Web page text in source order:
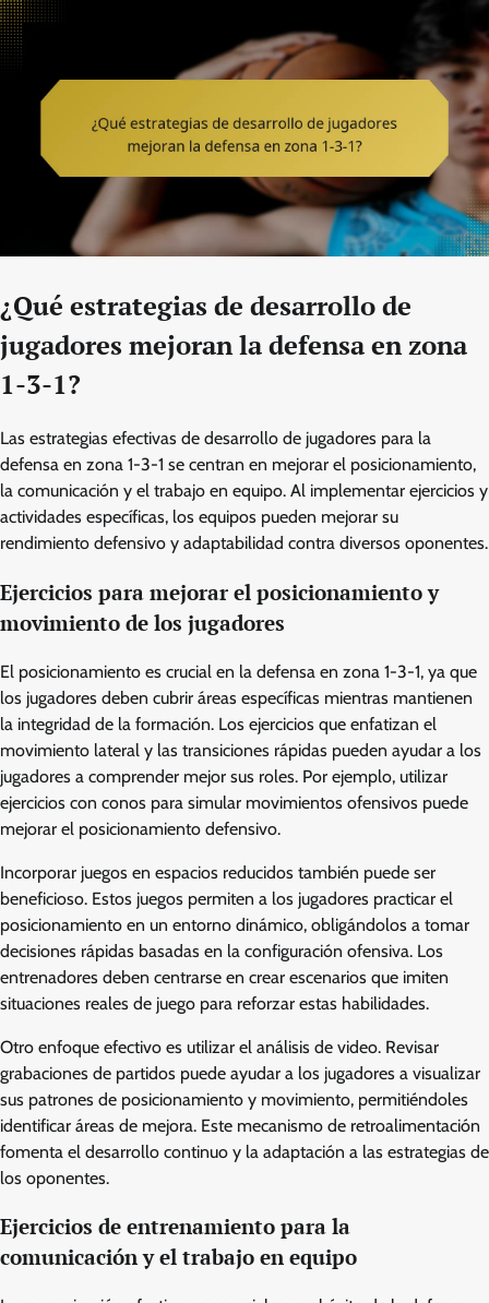
¿Qué estrategias de desarrollo de
jugadores mejoran la defensa en zona
1-3-1?
Las estrategias efectivas de desarrollo de jugadores para la
defensa en zona 1-3-1 se centran en mejorar el posicionamiento,
la comunicación y el trabajo en equipo. Al implementar ejercicios y
actividades específicas, los equipos pueden mejorar su
rendimiento defensivo y adaptabilidad contra diversos oponentes.
Ejercicios para mejorar el posicionamiento y
movimiento de los jugadores
El posicionamiento es crucial en la defensa en zona 1-3-1, ya que
los jugadores deben cubrir áreas específicas mientras mantienen
la integridad de la formación. Los ejercicios que enfatizan el
movimiento lateral y las transiciones rápidas pueden ayudar a los
jugadores a comprender mejor sus roles. Por ejemplo, utilizar
ejercicios con conos para simular movimientos ofensivos puede
mejorar el posicionamiento defensivo.
Incorporar juegos en espacios reducidos también puede ser
beneficioso. Estos juegos permiten a los jugadores practicar el
posicionamiento en un entorno dinámico, obligándolos a tomar
decisiones rápidas basadas en la configuración ofensiva. Los
entrenadores deben centrarse en crear escenarios que imiten
situaciones reales de juego para reforzar estas habilidades.
Otro enfoque efectivo es utilizar el análisis de video. Revisar
grabaciones de partidos puede ayudar a los jugadores a visualizar
sus patrones de posicionamiento y movimiento, permitiéndoles
identificar áreas de mejora. Este mecanismo de retroalimentación
fomenta el desarrollo continuo y la adaptación a las estrategias de
los oponentes.
Ejercicios de entrenamiento para la
comunicación y el trabajo en equipo